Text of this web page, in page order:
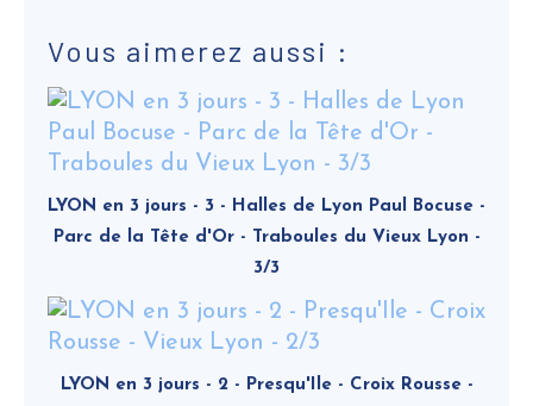
Vous aimerez aussi :
LYON en 3 jours - 3 - Halles de Lyon Paul Bocuse -
Parc de la Tête d'Or - Traboules du Vieux Lyon -
3/3
LYON en 3 jours - 2 - Presqu'Ile - Croix Rousse -